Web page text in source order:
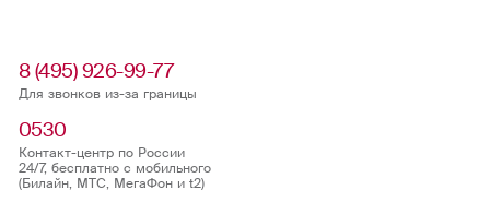
8 (495) 926-99-77
Для звонков из-за границы
0530
Контакт-центр по России
24/7, бесплатно с мобильного
(Билайн, МТС, МегаФон и t2)